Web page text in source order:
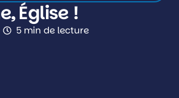
Église !
5 min de lecture